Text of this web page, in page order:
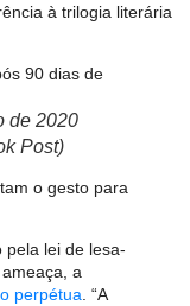
à trilogia literária
de 2020
Post)
o gesto para
pela lei de lesa-
a
perpétua. “A